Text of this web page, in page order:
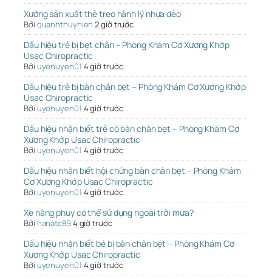
Xưởng sản xuất thẻ treo hành lý nhựa dẻo
Bởi quanhthuyhien 2 giờ trước
Dấu hiệu trẻ bị bẹt chân – Phòng Khám Cơ Xương Khớp
Usac Chiropractic
Bởi uyenuyen01 4 giờ trước
Dấu hiệu trẻ bị bàn chân bẹt – Phòng Khám Cơ Xương Khớp
Usac Chiropractic
Bởi uyenuyen01 4 giờ trước
Dấu hiệu nhận biết trẻ có bàn chân bẹt – Phòng Khám Cơ
Xương Khớp Usac Chiropractic
Bởi uyenuyen01 4 giờ trước
Dấu hiệu nhận biết hội chứng bàn chân bẹt – Phòng Khám
Cơ Xương Khớp Usac Chiropractic
Bởi uyenuyen01 4 giờ trước
Xe nâng phuy có thể sử dụng ngoài trời mưa?
Bởi hanatc894 giờ trước
Dấu hiệu nhận biết bé bị bàn chân bẹt – Phòng Khám Cơ
Xương Khớp Usac Chiropractic
Bởi uyenuyen01 4 giờ trước